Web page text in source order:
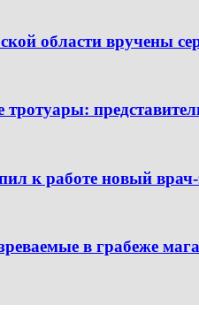
области вручены
к работе новый
в грабеже